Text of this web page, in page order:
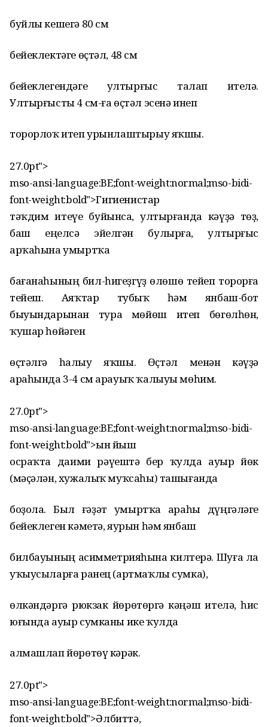
буйлы кешегә 80 см
бейеклектәге өҫтәл, 48 см
бейеклегендәге ултырғыс талап ителә.
Ултырғысты 4 см-ға өҫтәл эсенә инеп
торорлоҡ итеп урынлаштырыу яҡшы.
27.0pt">
mso-ansi-language:BE;font-weight:normal;mso-bidi-
font-weight:bold">Гигиенистар
тәҡдим итеүе буйынса, ултырғанда кәүҙә төҙ,
баш еңелсә эйелгән булырға, ултырғыс
арҡаһына умыртҡа
бағанаһының бил-һигеҙгүҙ өлөшө тейеп торорға
тейеш. Аяҡтар тубыҡ һәм янбаш-бот
быуындарынан тура мөйөш итеп бөгөлһөн,
ҡушар һөйәген
өҫтәлгә һалыу яҡшы. Өҫтәл менән кәүҙә
араһында 3-4 смарауыҡ ҡалыуы мөһим.
27.0pt">
mso-ansi-language:BE;font-weight:normal;mso-bidi-
font-weight:bold">Һын йыш
осраҡта даими рәүештә бер ҡулда ауыр йөк
(мәҫәлән, хужалыҡ муҡсаһы) ташығанда
боҙола. Был ғәҙәт умыртҡа араһы дүңгәләге
бейеклеген кәметә, яурын һәм янбаш
билбауының асимметрияһына килтерә. Шуға ла
уҡыусыларға ранец (артмаҡлы сумка),
өлкәндәргә рюкзак йөрөтөргә кәңәш ителә, һис
юғында ауыр сумканы ике ҡулда
алмашлап йөрөтөү кәрәк.
27.0pt">
mso-ansi-language:BE;font-weight:normal;mso-bidi-
font-weight:bold">Әлбиттә,